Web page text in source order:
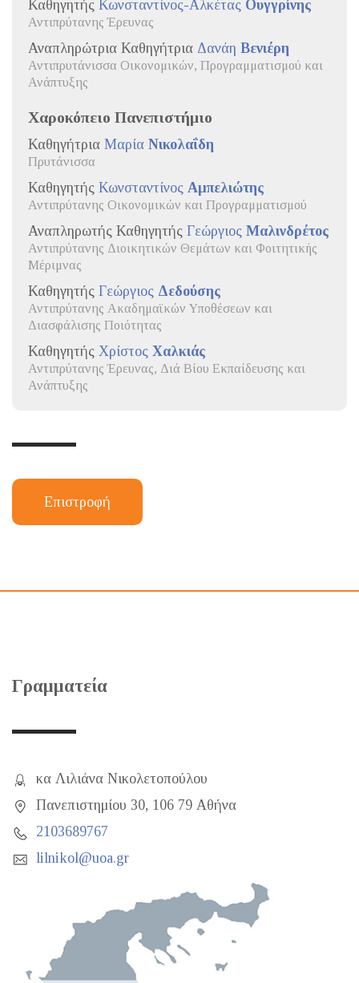
Καθηγητής Κωνσταντίνος-Αλκέτας Ουγγρίνης
Αντιπρύτανης Έρευνας
Αναπληρώτρια Καθηγήτρια Δανάη Βενιέρη
Αντιπρυτάνισσα Οικονομικών, Προγραμματισμού και
Ανάπτυξης
Χαροκόπειο Πανεπιστήμιο
Καθηγήτρια Μαρία Νικολαΐδη
Πρυτάνισσα
Καθηγητής Κωνσταντίνος Αμπελιώτης
Αντιπρύτανης Οικονομικών και Προγραμματισμού
Αναπληρωτής Καθηγητής Γεώργιος Μαλινδρέτος
Αντιπρύτανης Διοικητικών Θεμάτων και Φοιτητικής
Μέριμνας
Καθηγητής Γεώργιος Δεδούσης
Αντιπρύτανης Ακαδημαϊκών Υποθέσεων και
Διασφάλισης Ποιότητας
Καθηγητής Χρίστος Χαλκιάς
Αντιπρύτανης Έρευνας, Διά Βίου Εκπαίδευσης και
Ανάπτυξης
Επιστροφή
Γραμματεία
κα Λιλιάνα Νικολετοπούλου
Πανεπιστημίου 30, 106 79 Αθήνα
2103689767
lilnikol@uoa.gr